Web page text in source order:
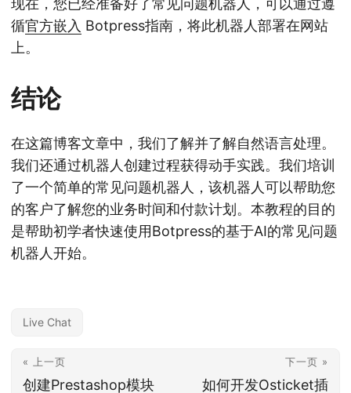
现在，您已经准备好了常见问题机器人，可以通过遵
循官方嵌入 Botpress指南，将此机器人部署在网站
上。
结论
在这篇博客文章中，我们了解并了解自然语言处理。
我们还通过机器人创建过程获得动手实践。我们培训
了一个简单的常见问题机器人，该机器人可以帮助您
的客户了解您的业务时间和付款计划。本教程的目的
是帮助初学者快速使用Botpress的基于AI的常见问题
机器人开始。
Live Chat
« 上一页
创建Prestashop模块
下一页 »
如何开发Osticket插